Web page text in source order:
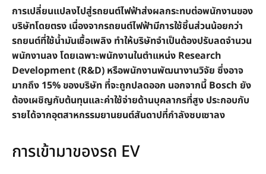
การเปลี่ยนแปลงไปสู่รถยนต์ไฟฟ้าส่งผลกระทบต่อพนักงานของ
บริษัทโดยตรง เนื่องจากรถยนต์ไฟฟ้ามีการใช้ชิ้นส่วนน้อยกว่า
รถยนต์ที่ใช้น้ำมันเชื้อเพลิง ทำให้บริษัทจำเป็นต้องปรับลดจำนวน
พนักงานลง โดยเฉพาะพนักงานในตำแหน่ง Research
Development (R&D) หรือพนักงานพัฒนางานวิจัย ซึ่งอาจ
มากถึง 15% ของบริษัท ที่จะถูกปลดออก นอกจากนี้ Bosch ยัง
ต้องเผชิญกับต้นทุนและค่าใช้จ่ายด้านบุคลากรที่สูง ประกอบกับ
รายได้จากอุตสาหกรรมยานยนต์สันดาปที่กำลังซบเซาลง
การเข้ามาของรถ EV